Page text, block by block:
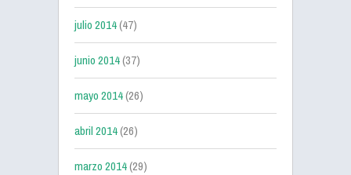
julio 2014(47)
junio 2014(37)
mayo 2014(26)
abril 2014(26)
marzo 2014(29)